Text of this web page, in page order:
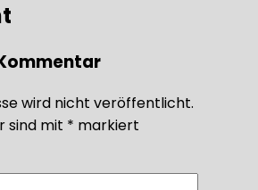
wird nicht veröffentlicht.
sind mit * markiert